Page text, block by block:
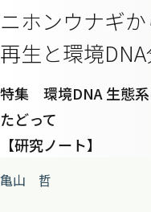
ドウで開きます）
ンドウで開きます）
ウインドウで開きます
ニホンウナギ
再生と環境
特集 環境DNA 生態系
たどって
【研究ノート】
亀山 哲